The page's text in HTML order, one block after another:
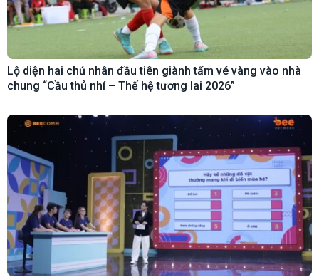
Lộ diện hai chủ nhân đầu tiên giành tấm vé vàng vào nhà
chung “Cầu thủ nhí – Thế hệ tương lai 2026”